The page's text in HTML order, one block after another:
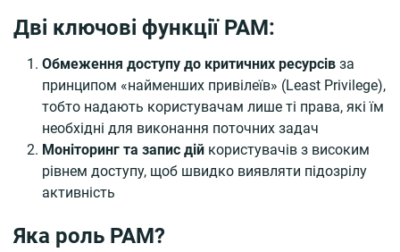
Дві ключові функції РАМ:
Обмеження доступу до критичних ресурсів за
принципом «найменших привілеїв» (Least Privilege),
тобто надають користувачам лише ті права, які їм
необхідні для виконання поточних задач
Моніторинг та запис дій користувачів з високим
рівнем доступу, щоб швидко виявляти підозрілу
активність
Яка роль РАМ?